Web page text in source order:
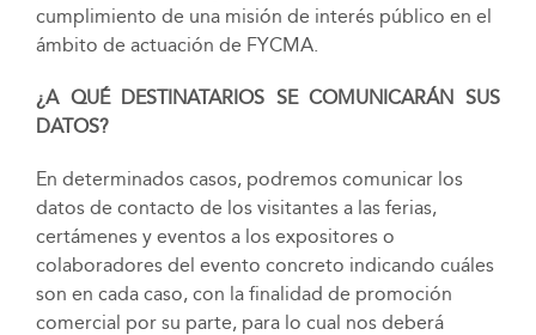
cumplimiento de una misión de interés público en el
ámbito de actuación de FYCMA.
¿A QUÉ DESTINATARIOS SE COMUNICARÁN SUS
DATOS?
En determinados casos, podremos comunicar los
datos de contacto de los visitantes a las ferias,
certámenes y eventos a los expositores o
colaboradores del evento concreto indicando cuáles
son en cada caso, con la finalidad de promoción
comercial por su parte, para lo cual nos deberá